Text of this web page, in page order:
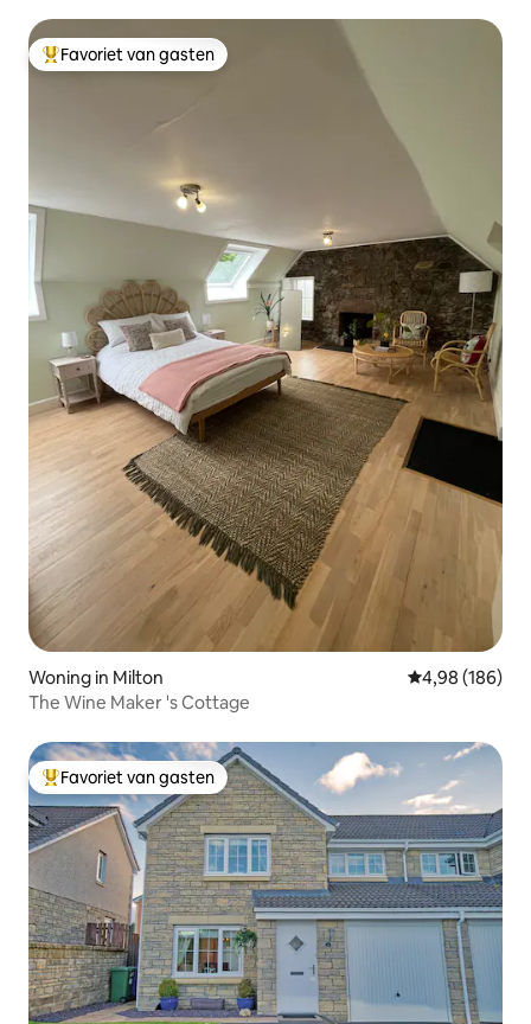
Topfavoriet van gasten
Favoriet van gasten
Woning in Milton Gemiddelde
4,98 (186)
The Wine Maker 's Cottage
Topfavoriet van gasten
Favoriet van gasten